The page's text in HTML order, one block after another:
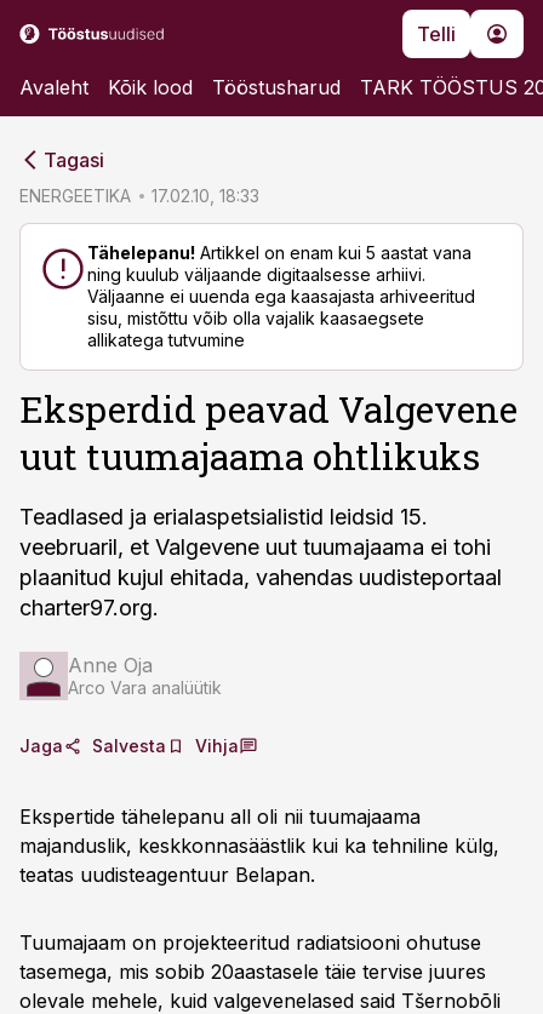
Telli
Avaleht Kõik lood Tööstusharud TARK TÖÖSTUS
Tagasi
ENERGEETIKA 17.02.10, 18:33
Tähelepanu! Artikkel on enam kui 5 aastat vana
ning kuulub väljaande digitaalsesse arhiivi.
Väljaanne ei uuenda ega kaasajasta arhiveeritud
sisu, mistõttu võib olla vajalik kaasaegsete
allikatega tutvumine
Eksperdid peavad Valgevene
uut tuumajaama ohtlikuks
Teadlased ja erialaspetsialistid leidsid 15.
veebruaril, et Valgevene uut tuumajaama ei tohi
plaanitud kujul ehitada, vahendas uudisteportaal
charter97.org.
Anne Oja
Arco Vara analüütik
Jaga Salvesta Vihja
Ekspertide tähelepanu all oli nii tuumajaama
majanduslik, keskkonnasäästlik kui ka tehniline külg,
teatas uudisteagentuur Belapan.
Tuumajaam on projekteeritud radiatsiooni ohutuse
tasemega, mis sobib 20aastasele täie tervise juures
olevale mehele, kuid valgevenelased said Tšernobõli